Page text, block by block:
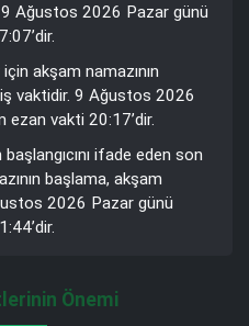
9 Ağustos 2026 Pazar günü
akşam namazının
vaktidir. 9 Ağustos 2026
ezan vakti 20:17’dir.
başlangıcını ifade eden son
başlama, akşam
2026 Pazar günü
Önemi